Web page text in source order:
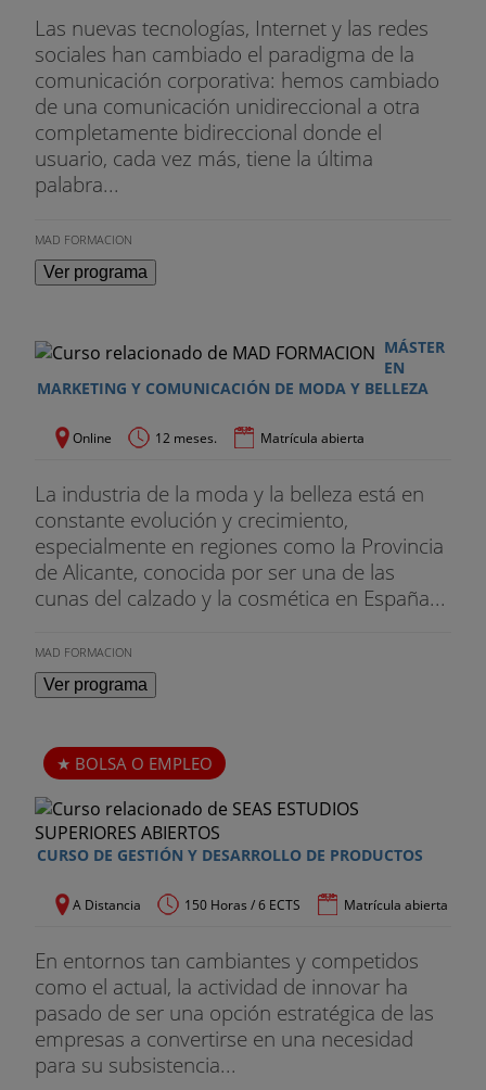
Las nuevas tecnologías, Internet y las redes
sociales han cambiado el paradigma de la
comunicación corporativa: hemos cambiado
de una comunicación unidireccional a otra
completamente bidireccional donde el
usuario, cada vez más, tiene la última
palabra...
MAD FORMACION
Ver programa
MÁSTER
EN
MARKETING Y COMUNICACIÓN DE MODA Y BELLEZA
Online 12 meses. Matrícula abierta
La industria de la moda y la belleza está en
constante evolución y crecimiento,
especialmente en regiones como la Provincia
de Alicante, conocida por ser una de las
cunas del calzado y la cosmética en España...
MAD FORMACION
Ver programa
BOLSA O EMPLEO
CURSO DE GESTIÓN Y DESARROLLO DE PRODUCTOS
A Distancia 150 Horas / 6 ECTS Matrícula abierta
En entornos tan cambiantes y competidos
como el actual, la actividad de innovar ha
pasado de ser una opción estratégica de las
empresas a convertirse en una necesidad
para su subsistencia...